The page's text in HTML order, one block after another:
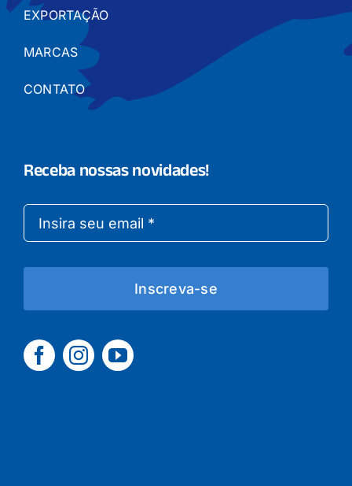
EXPORTAÇÃO
MARCAS
CONTATO
Receba nossas novidades!
Inscreva-se